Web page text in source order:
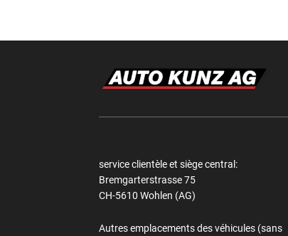
service clientèle et siège central:
Bremgarterstrasse 75
CH-5610 Wohlen (AG)
Autres emplacements des véhicules (sans